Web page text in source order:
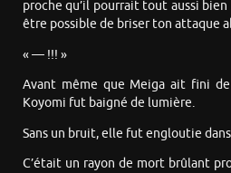
proche qu’il pourrait tout aussi
être possible de briser ton attaque
« — !!! »
Avant même que Meiga ait fini
Koyomi fut baigné de lumière.
Sans un bruit, elle fut engloutie
C’était un rayon de mort brûlant